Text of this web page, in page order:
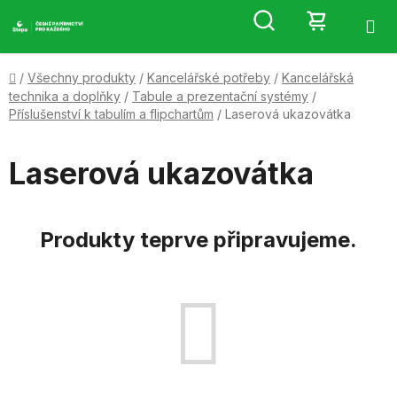
na
Hledat
KOŠÍK
Domů
/ Všechny produkty / Kancelářské potřeby / Kancelářská
technika a doplňky / Tabule a prezentační systémy /
Příslušenství k tabulím a flipchartům / Laserová ukazovátka
Laserová ukazovátka
Produkty teprve připravujeme.